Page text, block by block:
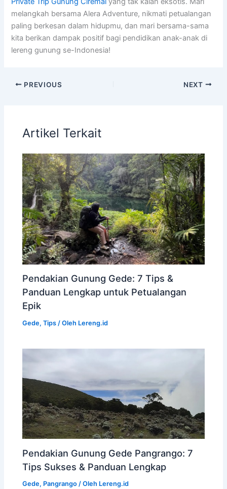
melangkah bersama Alera Adventure, nikmati petualangan
paling berkesan dalam hidupmu, dan mari bersama-sama
kita berikan dampak positif bagi pendidikan anak-anak di
lereng gunung se-Indonesia!
PREVIOUS NEXT
Artikel Terkait
Pendakian Gunung Gede: 7 Tips &
Panduan Lengkap untuk Petualangan
Epik
Gede,Tips / Oleh Lereng.id
Pendakian Gunung Gede Pangrango: 7
Tips Sukses & Panduan Lengkap
Gede, Pangrango / Oleh Lereng.id